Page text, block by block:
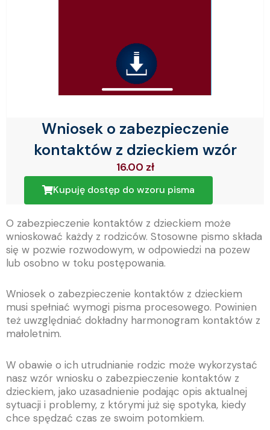
Wniosek o zabezpieczenie
kontaktów z dzieckiem wzór
16.00 zł
Kupuję dostęp do wzoru pisma
O zabezpieczenie kontaktów z dzieckiem może
wnioskować każdy z rodziców. Stosowne pismo składa
się w pozwie rozwodowym, w odpowiedzi na pozew
lub osobno w toku postępowania.
Wniosek o zabezpieczenie kontaktów z dzieckiem
musi spełniać wymogi pisma procesowego. Powinien
też uwzględniać dokładny harmonogram kontaktów z
małoletnim.
W obawie o ich utrudnianie rodzic może wykorzystać
nasz wzór wniosku o zabezpieczenie kontaktów z
dzieckiem, jako uzasadnienie podając opis aktualnej
sytuacji i problemy, z którymi już się spotyka, kiedy
chce spędzać czas ze swoim potomkiem.